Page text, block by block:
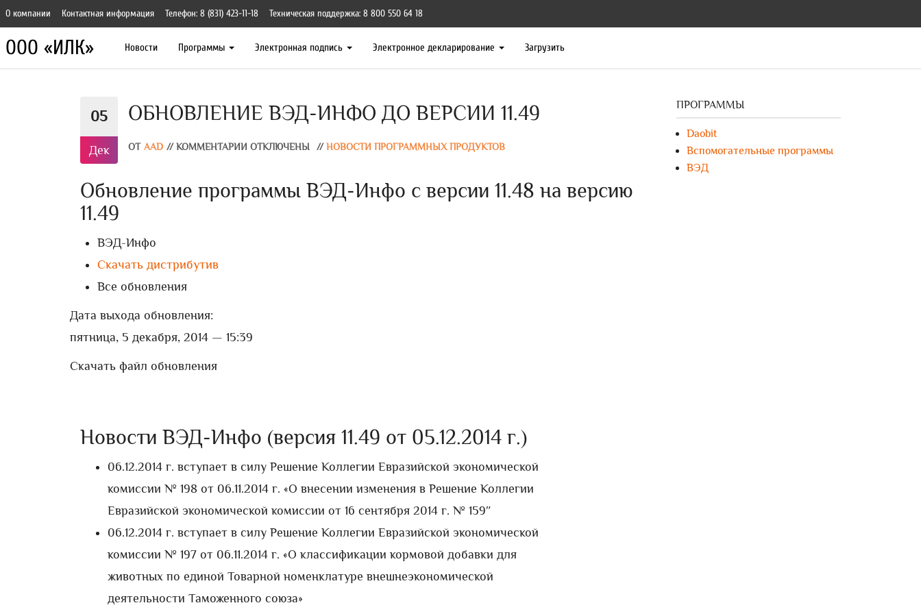
О компании Контактная информация Телефон: 8 (831) 423-11-18 Техническая поддержка: 8 800 550 64 18
ООО «ИЛК» Новости Программы Электронная подпись Электронное декларирование Загрузить
05
Дек
ОБНОВЛЕНИЕ ВЭД-ИНФО ДО ВЕРСИИ 11.49
ОТ AAD // КОММЕНТАРИИ ОТКЛЮЧЕНЫ // НОВОСТИ ПРОГРАММНЫХ ПРОДУКТОВ
Обновление программы ВЭД-Инфо с версии 11.48 на версию
11.49
ВЭД-Инфо
Скачать дистрибутив
Все обновления
Дата выхода обновления:
пятница, 5 декабря, 2014 — 15:39
Скачать файл обновления
Новости ВЭД-Инфо (версия 11.49 от 05.12.2014 г.)
06.12.2014 г. вступает в силу Решение Коллегии Евразийской экономической
комиссии № 198 от 06.11.2014 г. «О внесении изменения в Решение Коллегии
Евразийской экономической комиссии от 16 сентября 2014 г. № 159″
06.12.2014 г. вступает в силу Решение Коллегии Евразийской экономической
комиссии № 197 от 06.11.2014 г. «О классификации кормовой добавки для
животных по единой Товарной номенклатуре внешнеэкономической
деятельности Таможенного союза»
ПРОГРАММЫ
Daobit
Вспомогательные программы
ВЭД